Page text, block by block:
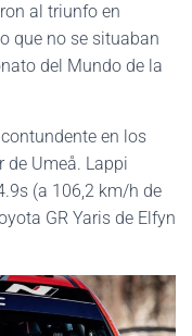
al triunfo en
que no se situaban
del Mundo de la
en los
de Umeå. Lappi
(a 106,2 km/h de
GR Yaris de Elfyn